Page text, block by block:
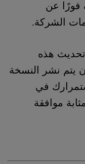
فورًا عن
الشركة.
هذه
يتم نشر النسخة
في
موافقة